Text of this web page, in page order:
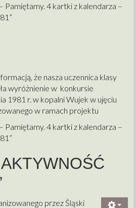
Pamiętamy. 4 kartki z kalendarza –
że nasza uczennica klasy
wyróżnienie w konkursie
1981 r. w kopalni Wujek w ujęciu
w ramach projektu
Pamiętamy. 4 kartki z kalendarza –
przez Śląski